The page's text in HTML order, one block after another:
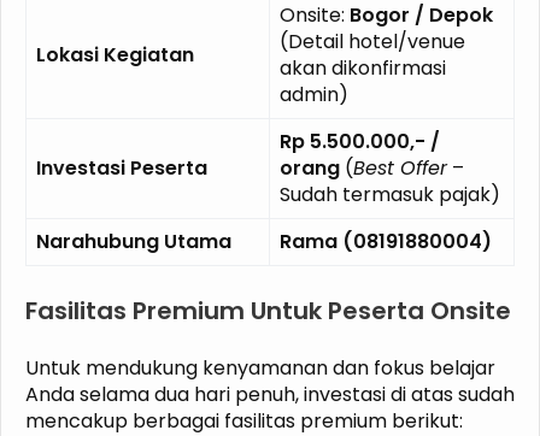
Lokasi Kegiatan
Onsite: Bogor / Depok
(Detail hotel/venue
akan dikonfirmasi
admin)
Investasi Peserta
Rp 5.500.000,- /
orang (Best Offer–
Sudah termasuk pajak)
Narahubung Utama
Rama (08191880004)
Fasilitas Premium Untuk Peserta Onsite
Untuk mendukung kenyamanan dan fokus belajar
Anda selama dua hari penuh, investasi di atas sudah
mencakup berbagai fasilitas premium berikut: